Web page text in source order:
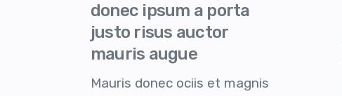
donec ipsum a porta
justo risus auctor
mauris augue
Mauris donec ociis et magnis